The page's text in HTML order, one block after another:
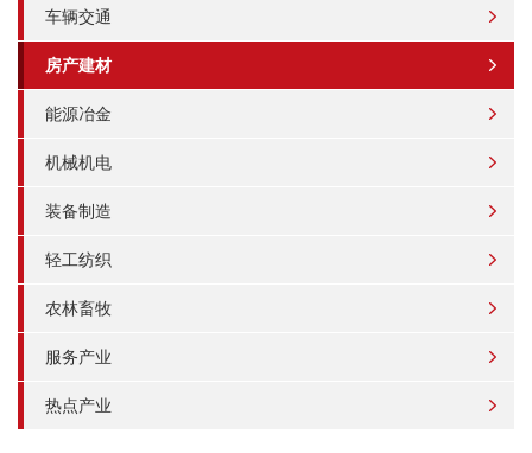
车辆交通
房产建材
能源冶金
机械机电
装备制造
轻工纺织
农林畜牧
服务产业
热点产业